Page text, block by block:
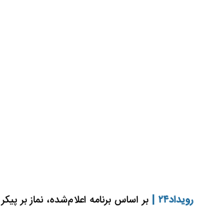
رویداد۲۴ |
بر اساس برنامه اعلام‌شده، نماز بر